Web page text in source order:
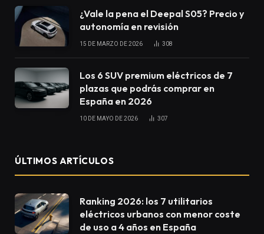
¿Vale la pena el Deepal S05? Precio y
autonomía en revisión
15 DE MARZO DE 2026 308
Los 6 SUV premium eléctricos de 7
plazas que podrás comprar en
España en 2026
10 DE MAYO DE 2026 307
ÚLTIMOS ARTÍCULOS
Ranking 2026: los 7 utilitarios
eléctricos urbanos con menor coste
de uso a 4 años en España